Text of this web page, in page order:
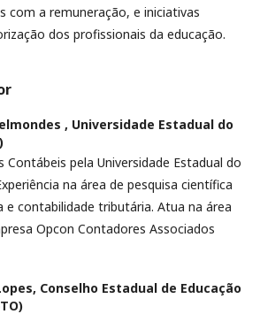
com a remuneração, e iniciativas
dos profissionais da educação.
, Universidade Estadual do
Contábeis pela Universidade Estadual do
na área de pesquisa científica
e contabilidade tributária. Atua na área
Opcon Contadores Associados
Conselho Estadual de Educação